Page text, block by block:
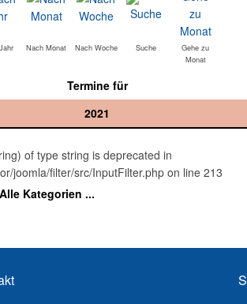
Nach Monat Nach Woche Suche
Gehe zu
Monat
Termine für
2021
of type string is deprecated in
joomla/filter/src/InputFilter.php on line 213
Alle Kategorien ...